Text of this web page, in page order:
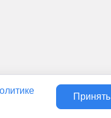
Принять